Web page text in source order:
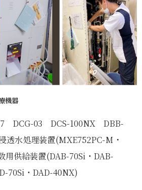
機器
DCG-03 DCS-100NX DBB-
水処理装置(MXE752PC-M・
用供給装置(DAB-70Si・DAB-
70Si・DAD-40NX)